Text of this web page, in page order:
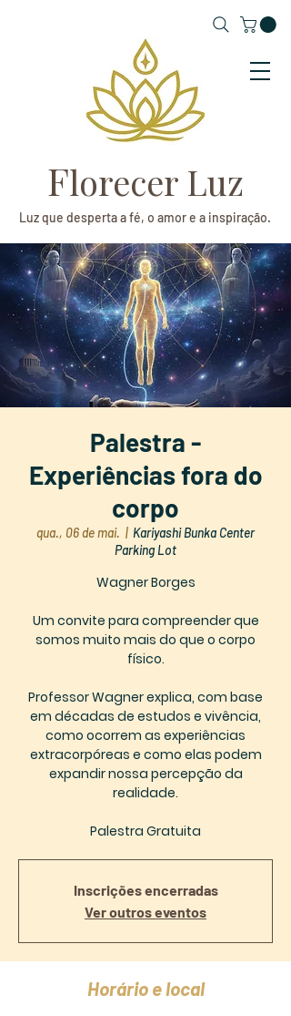
Luz que desperta a fé, o amor e a inspiração.
Florecer Luz
Palestra -
Experiências fora do
corpo
qua., 06 de mai.
  |
Kariyashi Bunka Center
Parking Lot
Wagner Borges
Um convite para compreender que
somos muito mais do que o corpo
físico.
Professor Wagner explica, com base
em décadas de estudos e vivência,
como ocorrem as experiências
extracorpóreas e como elas podem
expandir nossa percepção da
realidade.
Palestra Gratuita
Inscrições encerradas
Ver outros eventos
Horário e local